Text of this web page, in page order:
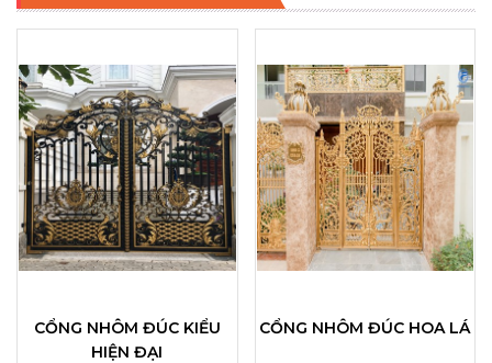
CỔNG NHÔM ĐÚC KIỂU
HIỆN ĐẠI
CỔNG NHÔM ĐÚC HOA LÁ